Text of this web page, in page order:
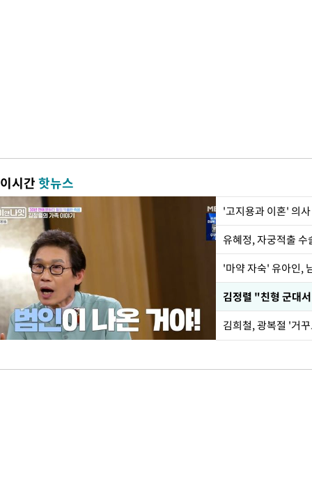
이시간핫뉴스
'고지용과 이혼' 의
유혜정, 자궁적출
'마약 자숙' 유아인,
김정렬 "친형 군대